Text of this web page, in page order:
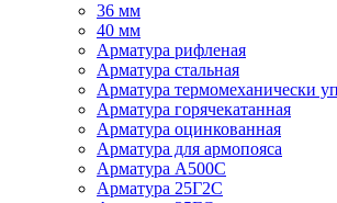
36 мм
40 мм
Арматура рифленая
Арматура стальная
Арматура термомеханически
Арматура горячекатанная
Арматура оцинкованная
Арматура для армопояса
Арматура A500С
Арматура 25Г2С